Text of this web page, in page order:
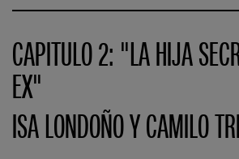
CAPITULO 2: "LA HIJA
EX"
ISA LONDOÑO Y CAMILO